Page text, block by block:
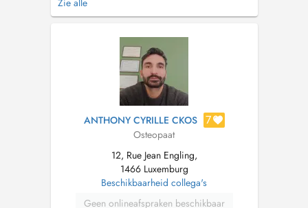
et spécialisée en périnatalité et pédiatrie,
leur maternité (grossesse et post-partum), ainsi
que les nourrissons, les enfants et les adulte...
Zie alle
ANTHONY CYRILLE CKOS 7
Osteopaat
12, Rue Jean Engling,
1466 Luxemburg
Beschikbaarheid collega's
Geen onlineafspraken beschikbaar